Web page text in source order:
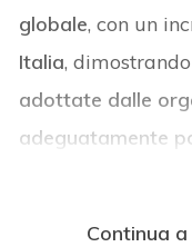
globale, con un
Italia,
adottate dalle
adeguatamente
Continua